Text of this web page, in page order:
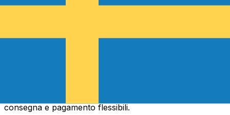
consegna e pagamento flessibili.